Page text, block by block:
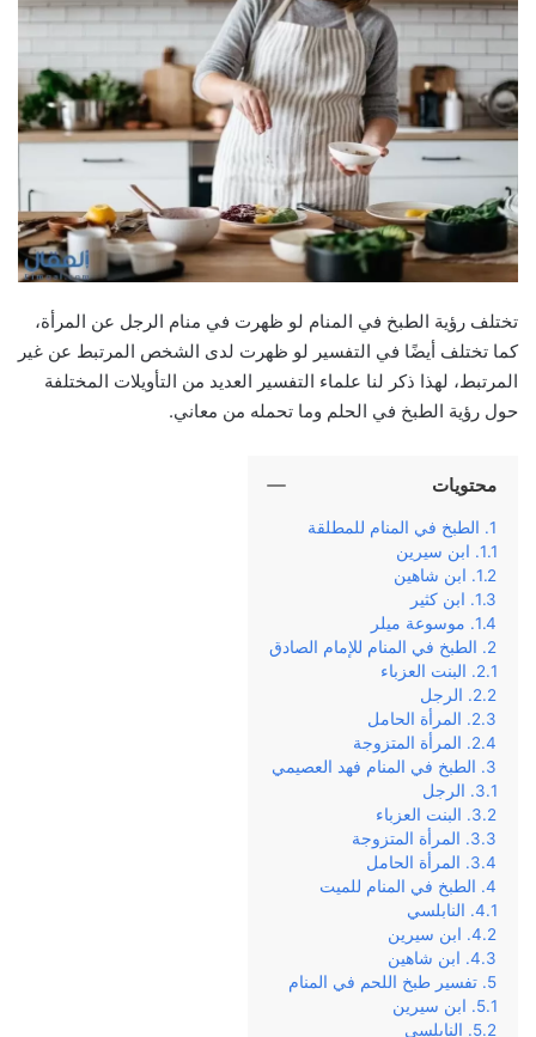
تختلف رؤية الطبخ في المنام لو ظهرت في منام الرجل عن المرأة،
كما تختلف أيضًا في التفسير لو ظهرت لدى الشخص المرتبط عن غير
المرتبط، لهذا ذكر لنا علماء التفسير العديد من التأويلات المختلفة
حول رؤية الطبخ في الحلم وما تحمله من معاني.
محتويات
الطبخ في المنام للمطلقة
ابن سيرين
ابن شاهين
ابن كثير
موسوعة ميلر
الطبخ في المنام للإمام الصادق
البنت العزباء
الرجل
المرأة الحامل
المرأة المتزوجة
الطبخ في المنام فهد العصيمي
الرجل
البنت العزباء
المرأة المتزوجة
المرأة الحامل
الطبخ في المنام للميت
النابلسي
ابن سيرين
ابن شاهين
تفسير طبخ اللحم في المنام
ابن سيرين
النابلسي